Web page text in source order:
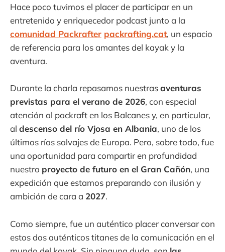
Hace poco tuvimos el placer de participar en un
entretenido y enriquecedor podcast junto a la
comunidad Packrafter packrafting.cat, un espacio
de referencia para los amantes del kayak y la
aventura.
Durante la charla repasamos nuestrasaventuras
previstas para el verano de 2026, con especial
atención al packraft en los Balcanes y, en particular,
al descenso del río Vjosa en Albania, uno de los
últimos ríos salvajes de Europa. Pero, sobre todo, fue
una oportunidad para compartir en profundidad
nuestro proyecto de futuro en el Gran Cañón, una
expedición que estamos preparando con ilusión y
ambición de cara a 2027.
Como siempre, fue un auténtico placer conversar con
estos dos auténticos titanes de la comunicación en el